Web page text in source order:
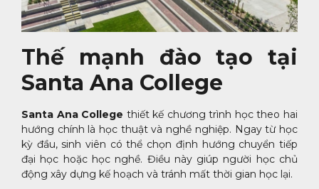
Thế mạnh đào tạo tại
Santa Ana College
Santa Ana College thiết kế chương trình học theo hai
hướng chính là học thuật và nghề nghiệp. Ngay từ học
kỳ đầu, sinh viên có thể chọn định hướng chuyển tiếp
đại học hoặc học nghề. Điều này giúp người học chủ
động xây dựng kế hoạch và tránh mất thời gian học lại.